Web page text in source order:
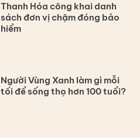
Thanh Hóa công khai danh
sách đơn vị chậm đóng bảo
hiểm
Người Vùng Xanh làm gì mỗi
tối để sống thọ hơn 100 tuổi?